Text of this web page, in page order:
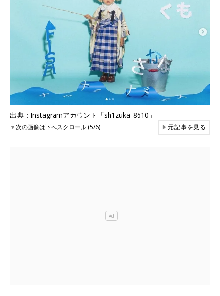
出典：Instagramアカウント「sh1zuka_8610」
▼次の画像は下へスクロール (5/6) ▶元記事を見る